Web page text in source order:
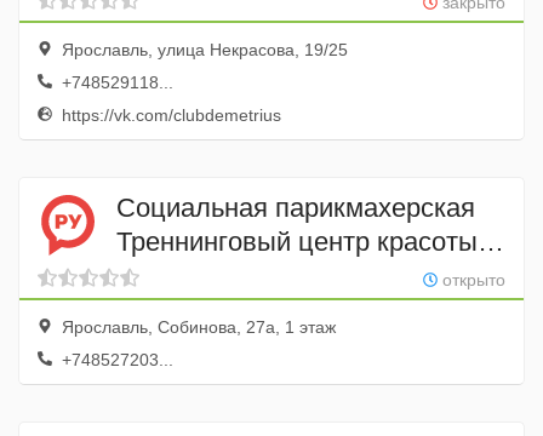
Ярославль, улица Некрасова, 19/25
+748529118...
https://vk.com/clubdemetrius
Социальная парикмахерская
Треннинговый центр красоты
и здоровья
открыто
Ярославль, Собинова, 27а, 1 этаж
+748527203...